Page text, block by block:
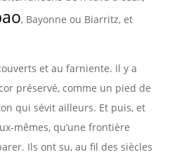
, Bayonne ou Biarritz, et
et au farniente. Il y a
préservé, comme un pied de
qui sévit ailleurs. Et puis, et
mêmes, qu’une frontière
Ils ont su, au fil des siècles